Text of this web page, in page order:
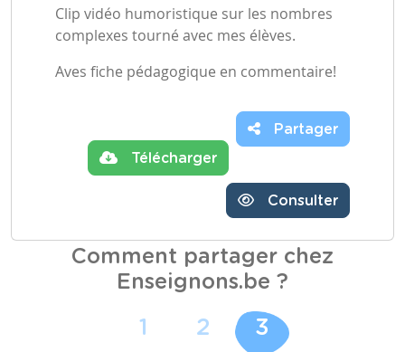
Clip vidéo humoristique sur les nombres
complexes tourné avec mes élèves.
Aves fiche pédagogique en commentaire!
Télécharger
Partager
Consulter
Comment partager chez
Enseignons.be ?
1 2 3